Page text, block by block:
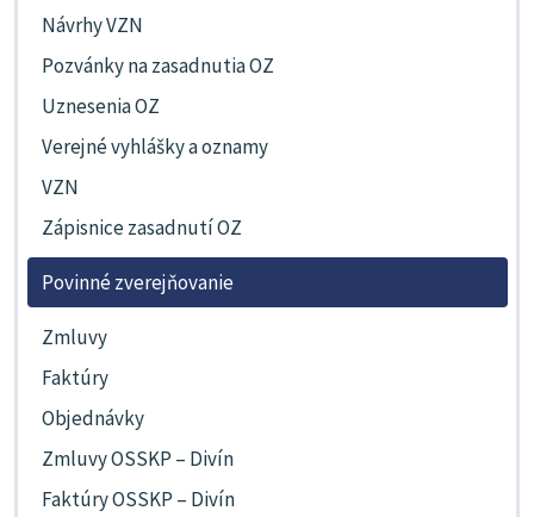
Návrhy VZN
Pozvánky na zasadnutia OZ
Uznesenia OZ
Verejné vyhlášky a oznamy
VZN
Zápisnice zasadnutí OZ
Povinné zverejňovanie
Zmluvy
Faktúry
Objednávky
Zmluvy OSSKP – Divín
Faktúry OSSKP – Divín